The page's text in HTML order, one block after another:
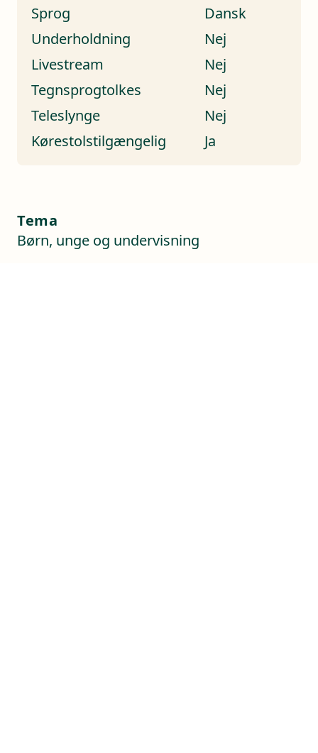
Sprog
Dansk
Underholdning
Nej
Livestream
Nej
Tegnsprogtolkes
Nej
Teleslynge
Nej
Kørestolstilgængelig
Ja
Tema
Børn, unge og undervisning